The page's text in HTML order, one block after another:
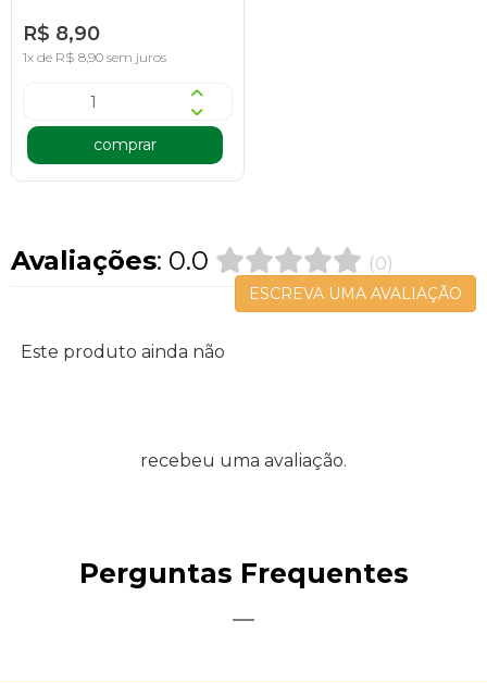
R$ 8,90
1x de R$ 8,90 sem juros
comprar
Avaliações: 0.0 (0)
ESCREVA UMA AVALIAÇÃO
Este produto ainda não
recebeu uma avaliação.
Perguntas Frequentes